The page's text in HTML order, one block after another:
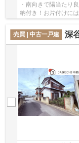
・南向きで陽当たり
納付き！お片付けには困りません♪ いつでも
売買 | 中古一戸建
深